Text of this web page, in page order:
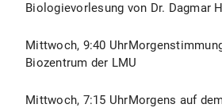
Biologievorlesung von Dr. Dagmar
Mittwoch, 9:40
Biozentrum der LMU
Mittwoch, 7:15 UhrMorgens auf